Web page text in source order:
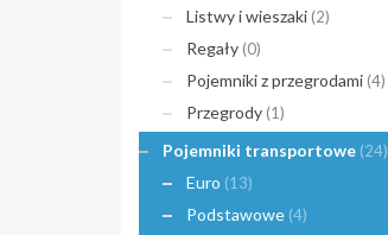
Listwy i wieszaki (2)
Regały (0)
Pojemniki z przegrodami (4)
Przegrody (1)
Pojemniki transportowe (24)
Euro (13)
Podstawowe (4)